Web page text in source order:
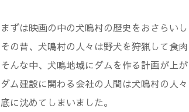
まずは映画の中の犬鳴村の歴史をおさらいし
その昔、犬鳴村の人々は野犬を狩猟して食
そんな中、犬鳴地域にダムを作る計画が上
ダム建設に関わる会社の人間は犬鳴村の人
底に沈めてしまいました。